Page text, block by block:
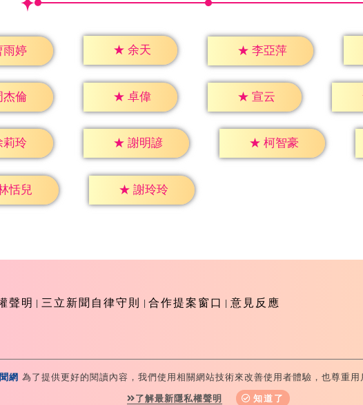
雨婷 ★ 余天 ★ 李亞萍
杰倫 ★ 卓偉 ★ 宣云
莉玲 ★ 謝明諺 ★ 柯智豪
恬兒 ★ 謝玲玲
聲明 三立新聞自律守則 合作提案窗口 意見反應
E-Television All Rights Reserved 版權所有 盜用必究 台北市內湖
網 為了提供更好的閱讀內容，我們使用相關網站技術來改善使用者體驗，也尊重
了解最新隱私權聲明 知道了